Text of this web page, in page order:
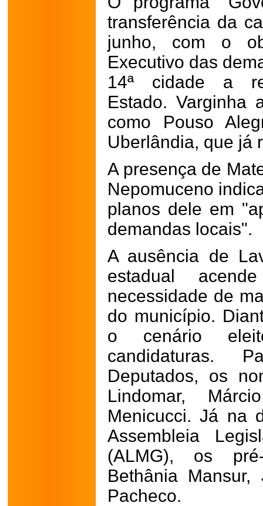
transferência da
junho, com o
Executivo das
14ª cidade a
Estado. Varginha
como Pouso
Uberlândia, que já
A presença de
Nepomuceno
planos dele em
demandas locais".
A ausência de
estadual
necessidade de
do município.
o cenário
candidaturas.
Deputados, os
Lindomar,
Menicucci. Já na
Assembleia
(ALMG), os
Bethânia
Pacheco.